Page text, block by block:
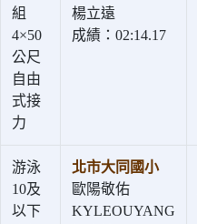
組
4×50
公尺
自由
式接
力
楊立遠
成績：02:14.17
游泳
10及
以下
北市大同國小
歐陽敬佑
KYLEOUYANG